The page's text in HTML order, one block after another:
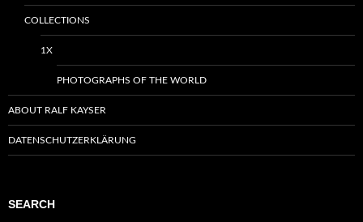
COLLECTIONS
1X
PHOTOGRAPHS OF THE WORLD
ABOUT RALF KAYSER
DATENSCHUTZERKLÄRUNG
SEARCH